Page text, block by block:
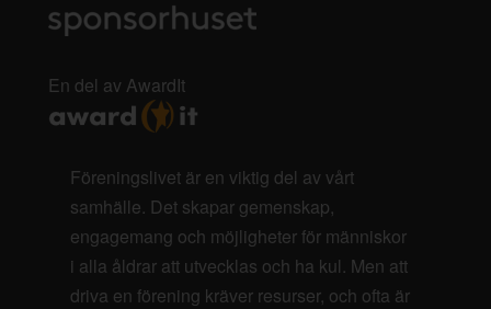
En del av AwardIt
Föreningslivet är en viktig del av vårt
samhälle. Det skapar gemenskap,
engagemang och möjligheter för människor
i alla åldrar att utvecklas och ha kul. Men att
driva en förening kräver resurser, och ofta är